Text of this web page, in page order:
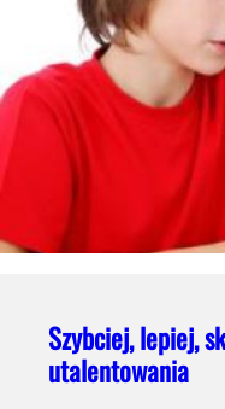
Szybciej, lepiej,
utalentowania